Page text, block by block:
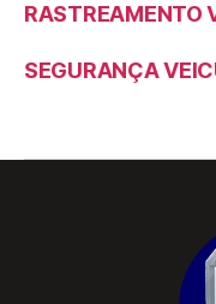
RASTREAMENTO
SEGURANÇA